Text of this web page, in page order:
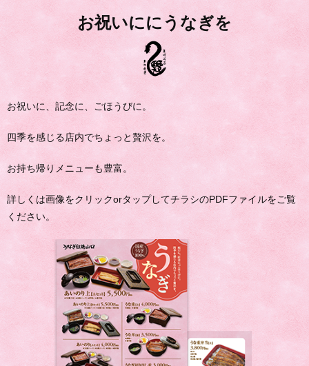
お祝いににうなぎを
お祝いに、記念に、ごほうびに。
四季を感じる店内でちょっと贅沢を。
お持ち帰りメニューも豊富。
詳しくは画像をクリックorタップしてチラシのPDFファイルをご覧
ください。